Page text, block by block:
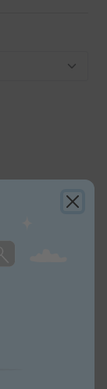
x 15 Stück
die